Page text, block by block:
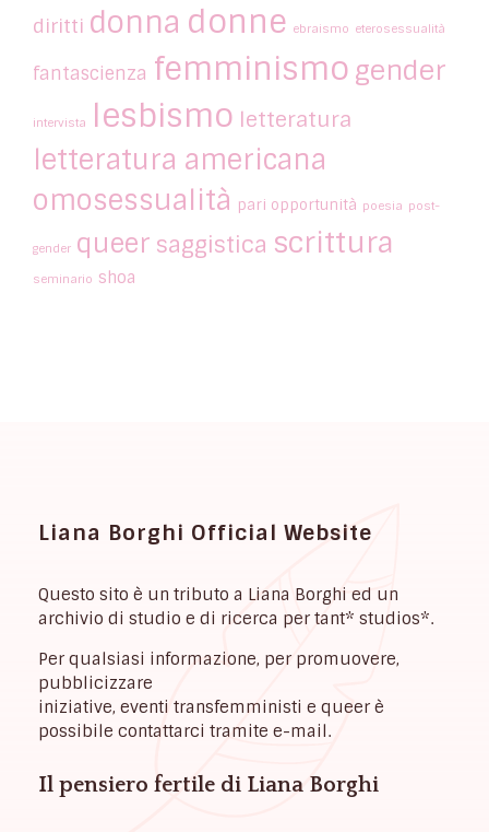
diritti donna donne ebraismo eterosessualità
fantascienza femminismo gender
intervista lesbismo letteratura
letteratura americana
omosessualità pari opportunità poesia post-
gender queer saggistica scrittura
seminario shoa
Liana Borghi Official Website
Questo sito è un tributo a Liana Borghi ed un
archivio di studio e di ricerca per tant* studios*.
Per qualsiasi informazione, per promuovere,
pubblicizzare
iniziative, eventi transfemministi e queer è
possibile contattarci tramite e-mail.
Il pensiero fertile di Liana Borghi